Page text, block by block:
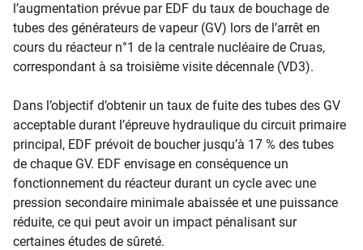
l’augmentation prévue par EDF du taux de bouchage de
tubes des générateurs de vapeur (GV) lors de l’arrêt en
cours du réacteur n°1 de la centrale nucléaire de Cruas,
correspondant à sa troisième visite décennale (VD3).
Dans l’objectif d’obtenir un taux de fuite des tubes des GV
acceptable durant l’épreuve hydraulique du circuit primaire
principal, EDF prévoit de boucher jusqu’à 17 % des tubes
de chaque GV. EDF envisage en conséquence un
fonctionnement du réacteur durant un cycle avec une
pression secondaire minimale abaissée et une puissance
réduite, ce qui peut avoir un impact pénalisant sur
certaines études de sûreté.